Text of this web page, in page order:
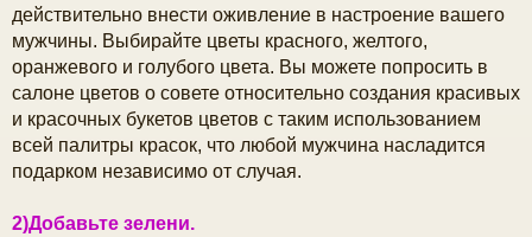
действительно внести оживление в настроение вашего
мужчины. Выбирайте цветы красного, желтого,
оранжевого и голубого цвета. Вы можете попросить в
салоне цветов о совете относительно создания красивых
и красочных букетов цветов с таким использованием
всей палитры красок, что любой мужчина насладится
подарком независимо от случая.
2)Добавьте зелени.